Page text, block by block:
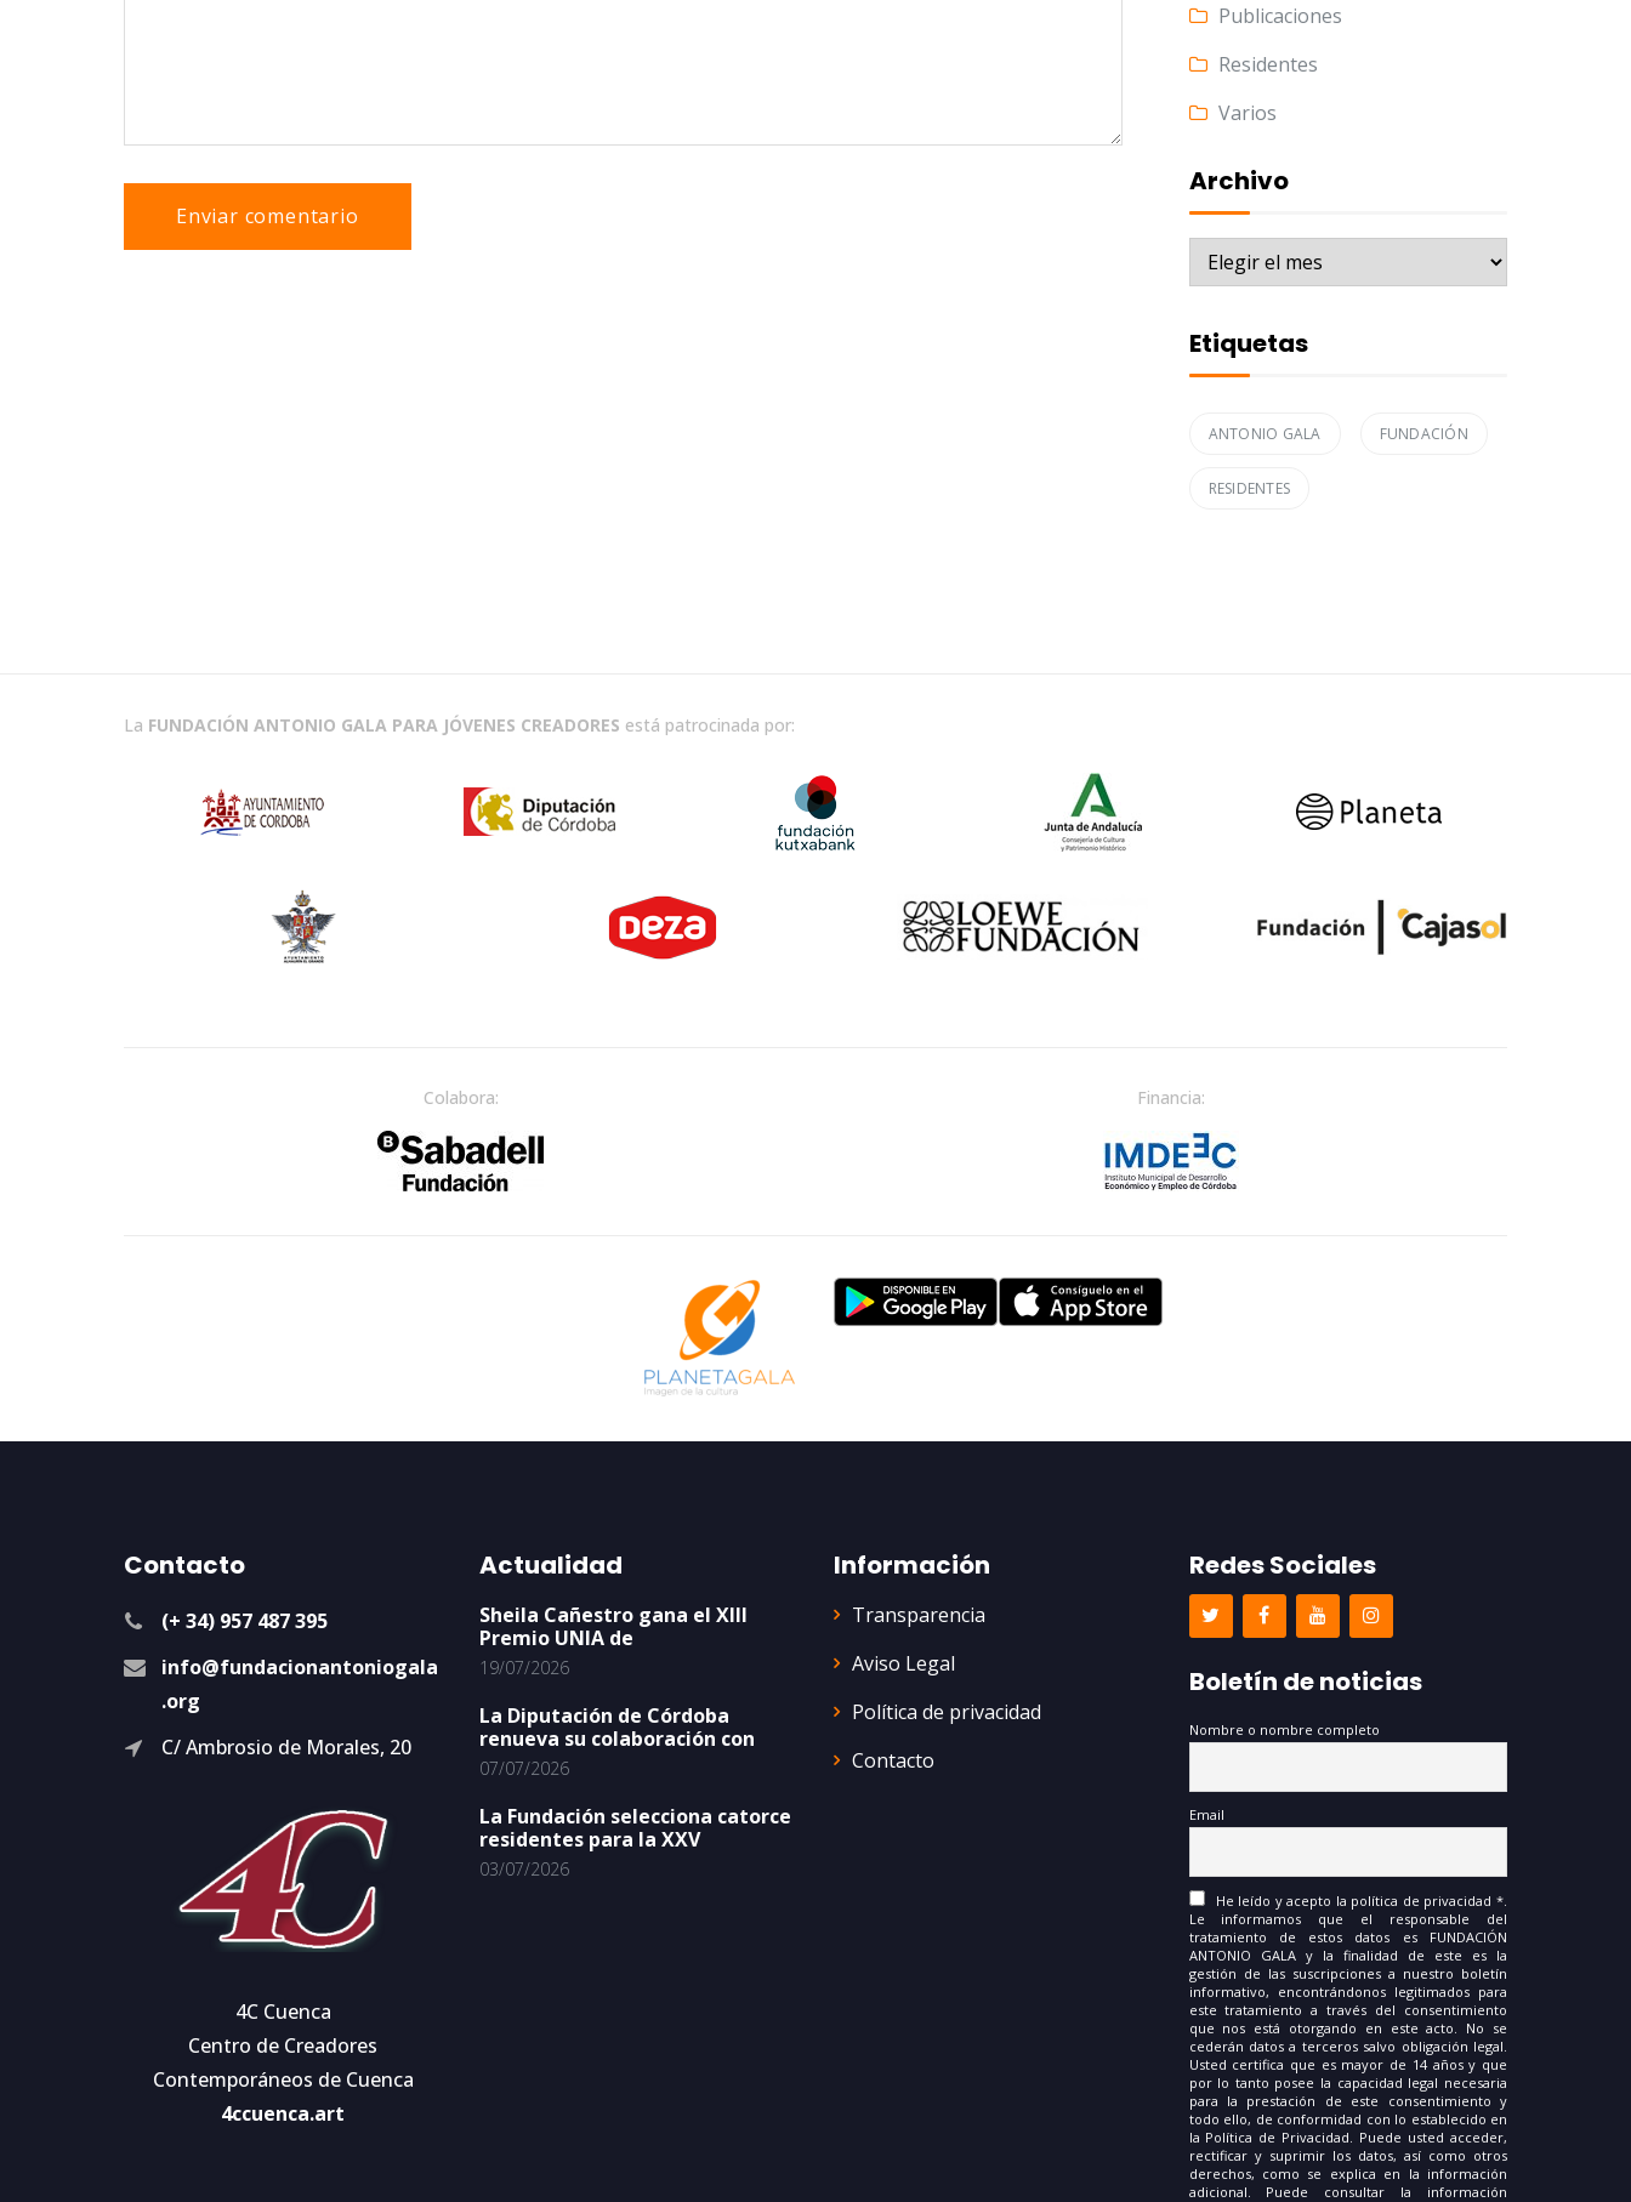
Publicaciones
Residentes
Varios
Archivo
Archivo
Etiquetas
ANTONIO GALA FUNDACIÓN
RESIDENTES
La FUNDACIÓN ANTONIO GALA PARA JÓVENES CREADORES está patrocinada por:
Colabora: Financia:
Contacto
(+ 34) 957 487 395
info@fundacionantoniogala
.org
C/ Ambrosio de Morales, 20
4C Cuenca
Centro de Creadores
Contemporáneos de Cuenca
4ccuenca.art
Actualidad
Sheila Cañestro gana el XIII
Premio UNIA de
19/07/2026
La Diputación de Córdoba
renueva su colaboración con
07/07/2026
La Fundación selecciona catorce
residentes para la XXV
03/07/2026
Información
Transparencia
Aviso Legal
Política de privacidad
Contacto
Redes Sociales
Boletín de noticias
Nombre o nombre completo
Email
He leído y acepto la política de privacidad *.
Le informamos que el responsable del
tratamiento de estos datos es FUNDACIÓN
ANTONIO GALA y la finalidad de este es la
gestión de las suscripciones a nuestro boletín
informativo, encontrándonos legitimados para
este tratamiento a través del consentimiento
que nos está otorgando en este acto. No se
cederán datos a terceros salvo obligación legal.
Usted certifica que es mayor de 14 años y que
por lo tanto posee la capacidad legal necesaria
para la prestación de este consentimiento y
todo ello, de conformidad con lo establecido en
la Política de Privacidad. Puede usted acceder,
rectificar y suprimir los datos, así como otros
derechos, como se explica en la información
adicional. Puede consultar la información